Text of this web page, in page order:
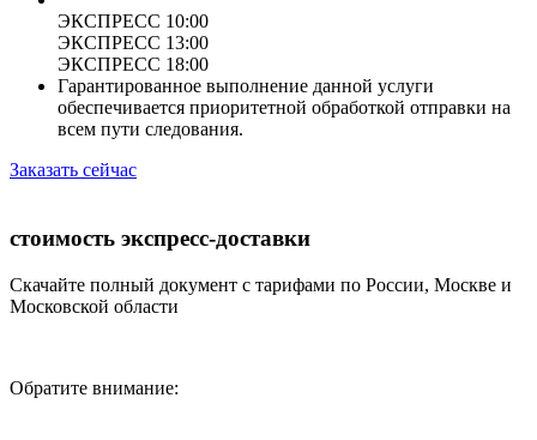
ЭКСПРЕСС 10:00
ЭКСПРЕСС 13:00
ЭКСПРЕСС 18:00
Гарантированное выполнение данной услуги
обеспечивается приоритетной обработкой отправки на
всем пути следования.
Заказать сейчас
стоимость экспресс-доставки
Скачайте полный документ с тарифами по России, Москве и
Московской области
Обратите внимание: